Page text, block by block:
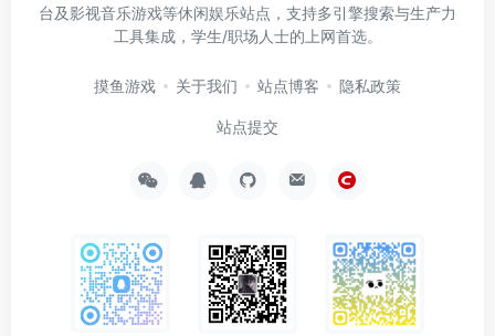
台及影视音乐游戏等休闲娱乐站点，支持多引擎搜索与生产力
工具集成，学生/职场人士的上网首选。
摸鱼游戏 关于我们 站点博客 隐私政策
站点提交